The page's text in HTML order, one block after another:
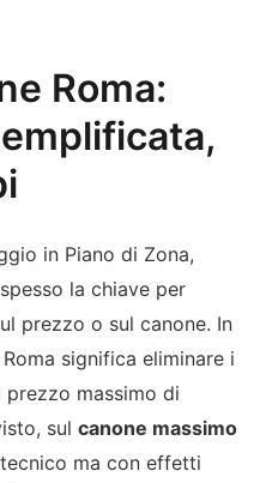
Roma:
in Piano di Zona,
la chiave per
prezzo o sul canone. In
significa eliminare i
massimo di
sul canone massimo
ma con effetti